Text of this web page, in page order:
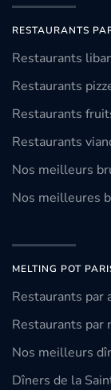
RESTAURANTS
Restaurants
Restaurants
Restaurants
Restaurants
Nos meilleurs
Nos meilleures
MELTING POT
Restaurants par
Restaurants par
Nos meilleurs
Dîners de la